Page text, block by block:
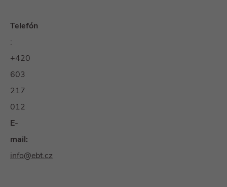
Telefón
:
+420
603
217
012
E-
mail:
info@ebt.cz